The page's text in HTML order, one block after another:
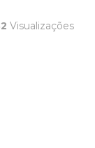
Visualizações